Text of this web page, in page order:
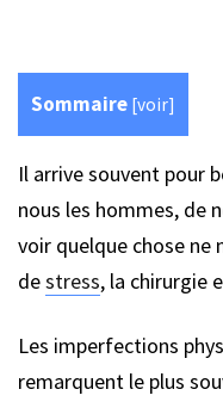
Sommaire [voir]
Il arrive souvent pour
nous les hommes, de
voir quelque chose ne
destress, la chirurgie
Les imperfections
remarquent le plus